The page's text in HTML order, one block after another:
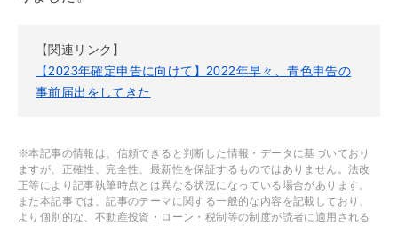
【関連リンク】
【2023年確定申告に向けて】2022年早々、青色申告の
事前届出をしてきた
※本記事の情報は、信頼できると判断した情報・データに基づいており
ますが、正確性、完全性、最新性を保証するものではありません。法改
正等により記事執筆時点とは異なる状況になっている場合があります。
また本記事では、記事のテーマに関する一般的な内容を記載しており、
より個別的な、不動産投資・ローン・税制等の制度が読者に適用される